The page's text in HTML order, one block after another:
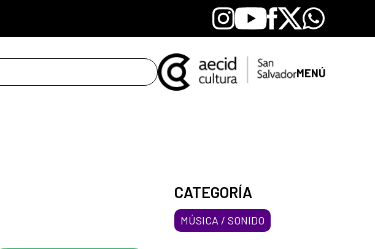
Instagram
YoutubeFacebook
X Whatsapp
MENÚ
CATEGORÍA
MÚSICA / SONIDO